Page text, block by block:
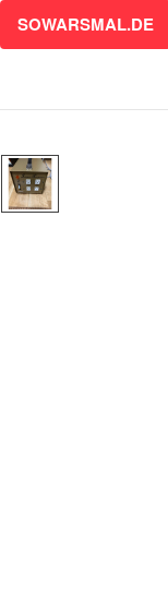
SOWARSMAL.DE